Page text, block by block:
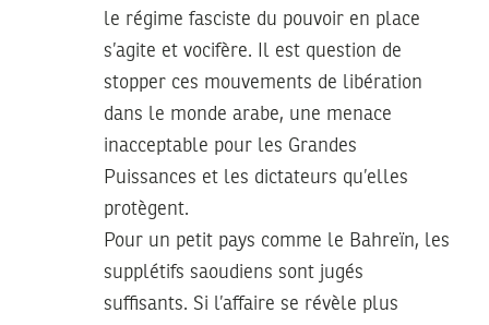
le régime fasciste du pouvoir en place
s’agite et vocifère. Il est question de
stopper ces mouvements de libération
dans le monde arabe, une menace
inacceptable pour les Grandes
Puissances et les dictateurs qu’elles
protègent.
Pour un petit pays comme le Bahreïn, les
supplétifs saoudiens sont jugés
suffisants. Si l’affaire se révèle plus